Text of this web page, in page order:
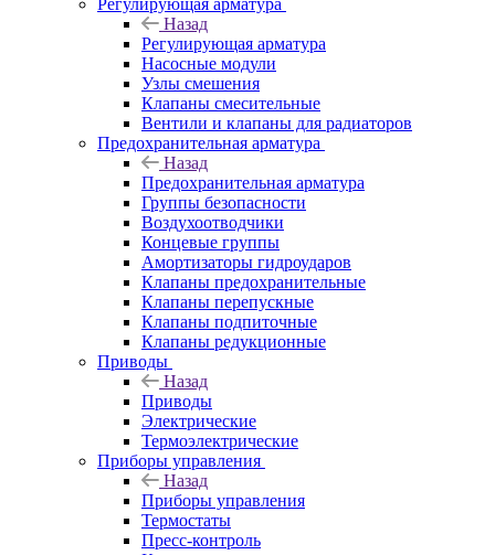
Регулирующая арматура
Назад
Регулирующая арматура
Насосные модули
Узлы смешения
Клапаны смесительные
Вентили и клапаны для радиаторов
Предохранительная арматура
Назад
Предохранительная арматура
Группы безопасности
Воздухоотводчики
Концевые группы
Амортизаторы гидроударов
Клапаны предохранительные
Клапаны перепускные
Клапаны подпиточные
Клапаны редукционные
Приводы
Назад
Приводы
Электрические
Термоэлектрические
Приборы управления
Назад
Приборы управления
Термостаты
Пресс-контроль